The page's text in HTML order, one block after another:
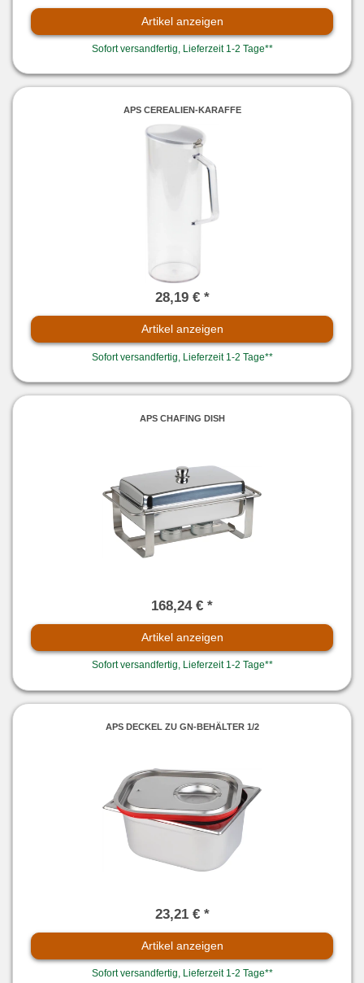
Artikel anzeigen
Sofort versandfertig, Lieferzeit 1-2 Tage**
APS CEREALIEN-KARAFFE
28,19 € *
Artikel anzeigen
Sofort versandfertig, Lieferzeit 1-2 Tage**
APS CHAFING DISH
168,24 € *
Artikel anzeigen
Sofort versandfertig, Lieferzeit 1-2 Tage**
APS DECKEL ZU GN-BEHÄLTER 1/2
23,21 € *
Artikel anzeigen
Sofort versandfertig, Lieferzeit 1-2 Tage**